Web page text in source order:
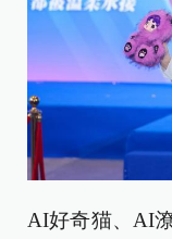
AI好奇猫、AI